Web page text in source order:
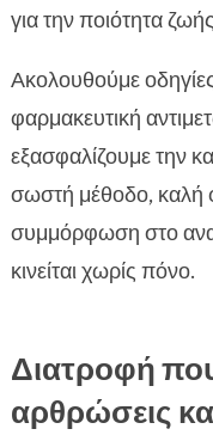
για την ποιότητα
Ακολουθούμε
φαρμακευτική
εξασφαλίζουμε την
σωστή μέθοδο, καλή
συμμόρφωση στο
κινείται χωρίς πόνο.
Διατροφή
αρθρώσεις